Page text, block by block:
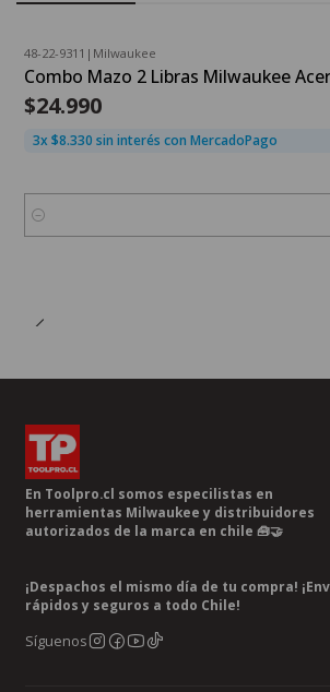
48-22-9311 | Milwaukee
Combo Mazo 2 Libras Milwaukee
$24.990
3x $8.330 sin interés con MercadoPago
Cantidad
En Toolpro.cl somos especilistas en
herramientas Milwaukee y distribuidores
autorizados de la marca en chile 🧰🤝
¡Despachos el mismo día de tu compra!
rápidos y seguros a todo Chile!
Síguenos